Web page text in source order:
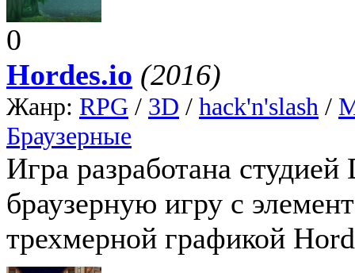
0
Hordes.io (2016)
Жанр: RPG / 3D / hack'n'slash /
Браузерные
Игра разработана
браузерную игру с
трехмерной графикой